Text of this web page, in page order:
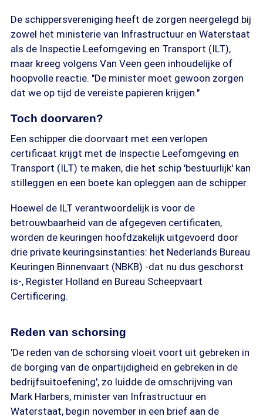
De schippersvereniging heeft de zorgen neergelegd bij
zowel het ministerie van Infrastructuur en Waterstaat
als de Inspectie Leefomgeving en Transport (ILT),
maar kreeg volgens Van Veen geen inhoudelijke of
hoopvolle reactie. "De minister moet gewoon zorgen
dat we op tijd de vereiste papieren krijgen."
Toch doorvaren?
Een schipper die doorvaart met een verlopen
certificaat krijgt met de Inspectie Leefomgeving en
Transport (ILT) te maken, die het schip 'bestuurlijk' kan
stilleggen en een boete kan opleggen aan de schipper.
Hoewel de ILT verantwoordelijk is voor de
betrouwbaarheid van de afgegeven certificaten,
worden de keuringen hoofdzakelijk uitgevoerd door
drie private keuringsinstanties: het Nederlands Bureau
Keuringen Binnenvaart (NBKB) -dat nu dus geschorst
is-, Register Holland en Bureau Scheepvaart
Certificering.
Reden van schorsing
'De reden van de schorsing vloeit voort uit gebreken in
de borging van de onpartijdigheid en gebreken in de
bedrijfsuitoefening', zo luidde de omschrijving van
Mark Harbers, minister van Infrastructuur en
Waterstaat, begin november in een brief aan de